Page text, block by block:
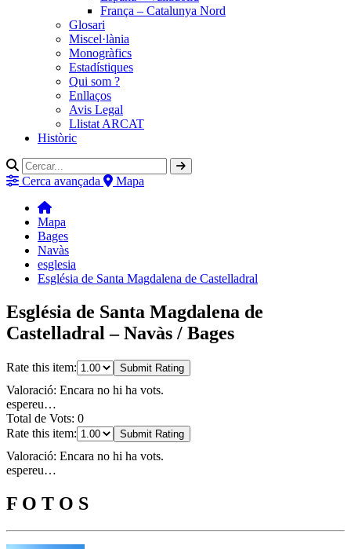
França – Catalunya Nord
Glosari
Miscel·lània
Monogràfics
Estadístiques
Qui som ?
Enllaços
Avis Legal
Llistat ARCAT
Històric
Cerca avançada Mapa
Mapa
Bages
Navàs
esglesia
Església de Santa Magdalena de Castelladral
Església de Santa Magdalena de
Castelladral – Navàs / Bages
Rate this item: Submit Rating
Valoració: Encara no hi ha vots.
espereu…
Total de Vots: 0
Rate this item:
Submit Rating
Valoració: Encara no hi ha vots.
espereu…
F O T O S